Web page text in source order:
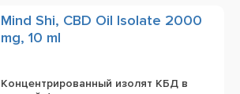
Mind Shi, CBD Oil Isolate 2000
mg, 10 ml
Концентрированный изолят КБД в